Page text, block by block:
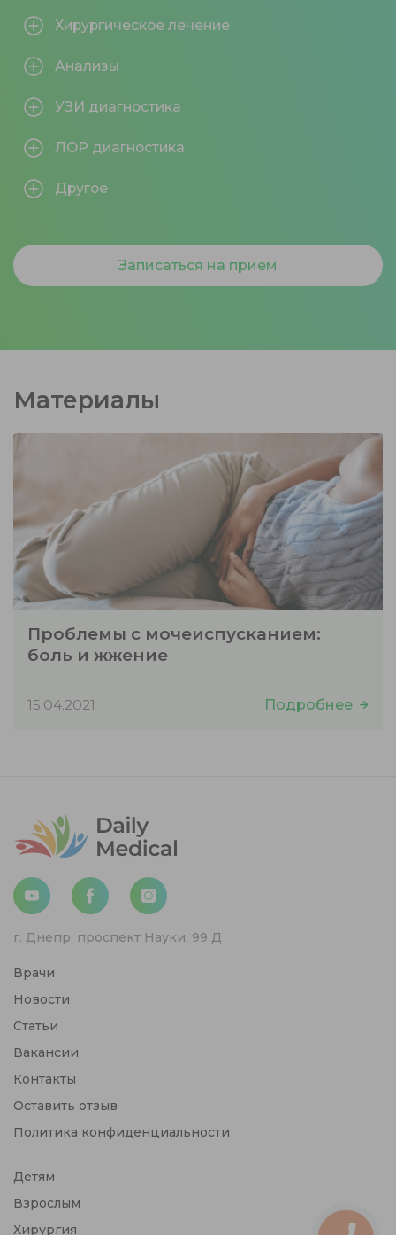
Хирургическое лечение
Анализы
УЗИ диагностика
ЛОР диагностика
Другое
Записаться на прием
Материалы
Проблемы с мочеиспусканием:
боль и жжение
15.04.2021 Подробнее
г. Днепр, проспект Науки, 99 Д
Врачи
Новости
Статьи
Вакансии
Контакты
Оставить отзыв
Политика конфиденциальности
Детям
Взрослым
Хирургия